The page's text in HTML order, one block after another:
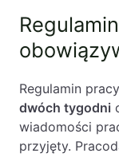
Regulamin
dwóch tygodni
wiadomości
przyjęty.